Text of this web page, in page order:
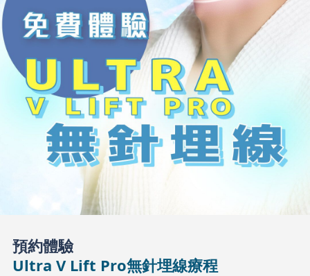
預約體驗
Ultra V Lift Pro無針埋線療程